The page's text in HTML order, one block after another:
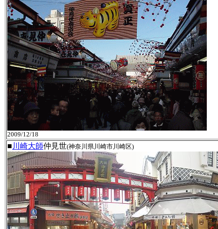
2009/12/18
■ 川崎大師仲見世(神奈川県川崎市川崎区)